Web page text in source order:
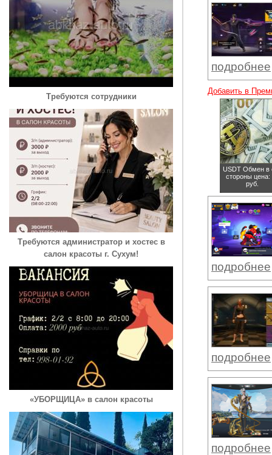
Требуются сотрудники
Требуются администратор и хостес в
салон красоты г. Сухум!
«УБОРЩИЦА» в салон красоты
подробнее
Добавить в
USDT Обмен в
стороны цена:
руб.
подробнее
подробнее
подробнее